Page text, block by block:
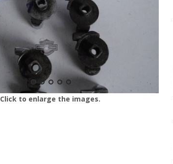
Click to enlarge the images.